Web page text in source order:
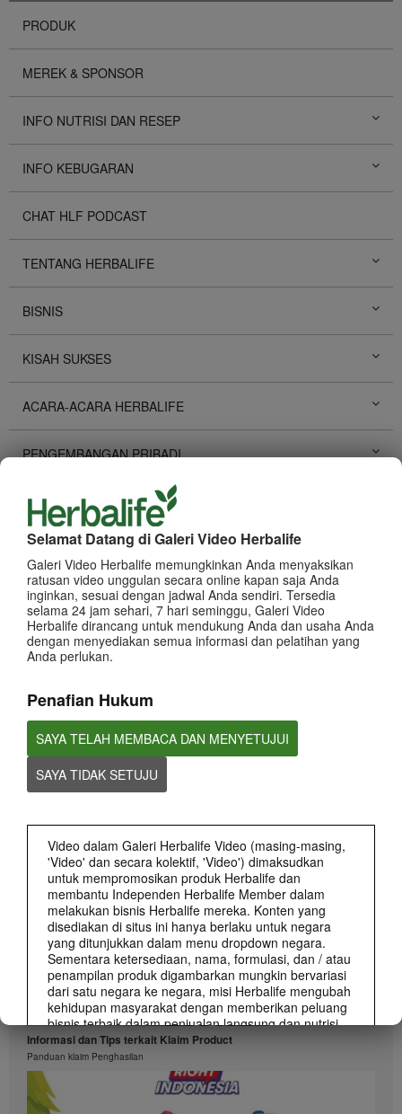
Selamat Datang di Galeri Video Herbalife
Galeri Video Herbalife memungkinkan Anda menyaksikan
ratusan video unggulan secara online kapan saja Anda
inginkan, sesuai dengan jadwal Anda sendiri. Tersedia
selama 24 jam sehari, 7 hari seminggu, Galeri Video
Herbalife dirancang untuk mendukung Anda dan usaha Anda
dengan menyediakan semua informasi dan pelatihan yang
Anda perlukan.
Penafian Hukum
SAYA TELAH MEMBACA DAN MENYETUJUI
SAYA TIDAK SETUJU
Video dalam Galeri Herbalife Video (masing-masing,
'Video' dan secara kolektif, 'Video') dimaksudkan
untuk mempromosikan produk Herbalife dan
membantu Independen Herbalife Member dalam
melakukan bisnis Herbalife mereka. Konten yang
disediakan di situs ini hanya berlaku untuk negara
yang ditunjukkan dalam menu dropdown negara.
Sementara ketersediaan, nama, formulasi, dan / atau
penampilan produk digambarkan mungkin bervariasi
dari satu negara ke negara, misi Herbalife mengubah
kehidupan masyarakat dengan memberikan peluang
bisnis terbaik dalam penjualan langsung dan nutrisi
dan berat-manajemen produk terbaik yang berlaku di
mana-mana.
Video dapat mencakup volume penjualan atau
pendapatan pengalaman berbagai Independen
PRODUK
MEREK & SPONSOR
INFO NUTRISI DAN RESEP
INFO KEBUGARAN
CHAT HLF PODCAST
TENTANG HERBALIFE
BISNIS
KISAH SUKSES
ACARA-ACARA HERBALIFE
PENGEMBANGAN PRIBADI
PROMOSI HERBALIFE
PRODUK
Informasi dan Tips terkait Klaim Peluang Bisnis
Informasi dan Tips terkait Klaim Product
Panduan klaim Penghasilan